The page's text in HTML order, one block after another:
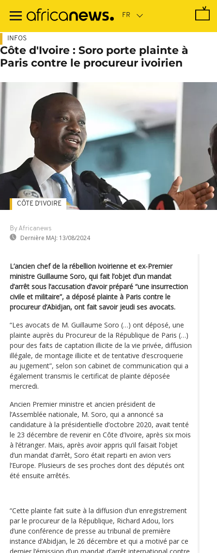
contenu
INFOS
Côte d'Ivoire : Soro porte plainte à
Paris contre le procureur ivoirien
By Africanews
Dernière MAJ: 13/08/2024
CÔTE D'IVOIRE
L’ancien chef de la rébellion ivoirienne et ex-Premier
ministre Guillaume Soro, qui fait l’objet d’un mandat
d’arrêt sous l’accusation d’avoir préparé “une insurrection
civile et militaire”, a déposé plainte à Paris contre le
procureur d’Abidjan, ont fait savoir jeudi ses avocats.
“Les avocats de M. Guillaume Soro (…) ont déposé, une
plainte auprès du Procureur de la République de Paris (…)
pour des faits de captation illicite de la vie privée, diffusion
illégale, de montage illicite et de tentative d’escroquerie
au jugement”, selon son cabinet de communication qui a
également transmis le certificat de plainte déposée
mercredi.
Ancien Premier ministre et ancien président de
l’Assemblée nationale, M. Soro, qui a annoncé sa
candidature à la présidentielle d’octobre 2020, avait tenté
le 23 décembre de revenir en Côte d’Ivoire, après six mois
à l‘étranger. Mais, après avoir appris qu’il faisait l’objet
d’un mandat d’arrêt, Soro était reparti en avion vers
l’Europe. Plusieurs de ses proches dont des députés ont
été ensuite arrêtés.
“Cette plainte fait suite à la diffusion d’un enregistrement
par le procureur de la République, Richard Adou, lors
d’une conférence de presse au tribunal de première
instance d’Abidjan, le 26 décembre et qui a motivé par ce